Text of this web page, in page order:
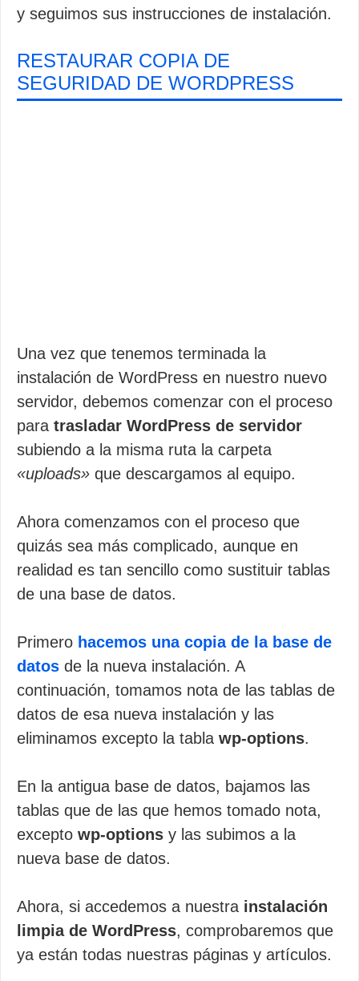
y seguimos sus instrucciones de instalación.
RESTAURAR COPIA DE
SEGURIDAD DE WORDPRESS
Una vez que tenemos terminada la
instalación de WordPress en nuestro nuevo
servidor, debemos comenzar con el proceso
para trasladar WordPress de servidor
subiendo a la misma ruta la carpeta
«uploads» que descargamos al equipo.
Ahora comenzamos con el proceso que
quizás sea más complicado, aunque en
realidad es tan sencillo como sustituir tablas
de una base de datos.
Primero hacemos una copia de la base de
datos de la nueva instalación. A
continuación, tomamos nota de las tablas de
datos de esa nueva instalación y las
eliminamos excepto la tabla wp-options.
En la antigua base de datos, bajamos las
tablas que de las que hemos tomado nota,
excepto wp-options y las subimos a la
nueva base de datos.
Ahora, si accedemos a nuestra instalación
limpia de WordPress, comprobaremos que
ya están todas nuestras páginas y artículos.